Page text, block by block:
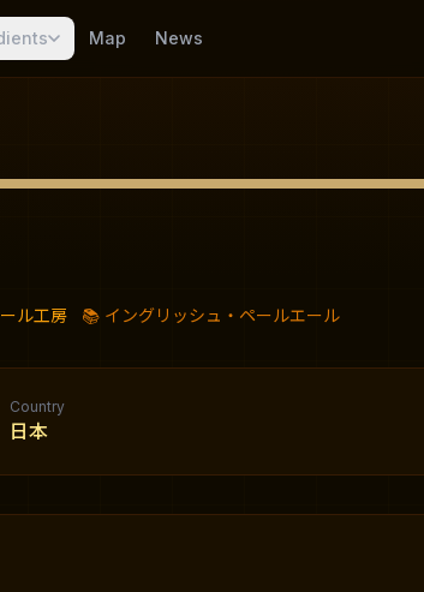
Map News
ル工房 📚 イングリッシュ・ペールエール
Country
日本